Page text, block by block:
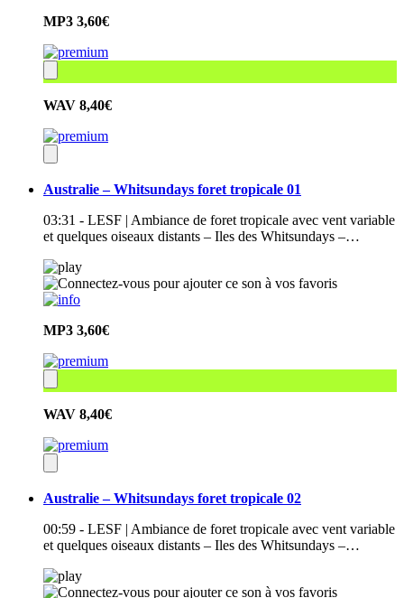
MP3 3,60€
WAV 8,40€
Australie – Whitsundays foret tropicale 01
03:31 - LESF | Ambiance de foret tropicale avec vent variable
et quelques oiseaux distants – Iles des Whitsundays –…
MP3 3,60€
WAV 8,40€
Australie – Whitsundays foret tropicale 02
00:59 - LESF | Ambiance de foret tropicale avec vent variable
et quelques oiseaux distants – Iles des Whitsundays –…